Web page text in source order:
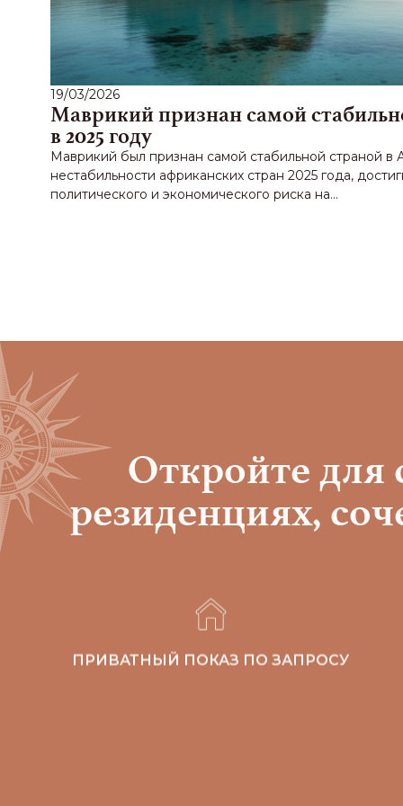
19/03/2026
Маврикий признан самой
в 2025 году
Маврикий был признан самой стабильной страной
нестабильности африканских стран 2025 года,
политического и экономического риска на…
Откройте для
резиденциях,
ПРИВАТНЫЙ ПОКАЗ ПО ЗАПРОСУ